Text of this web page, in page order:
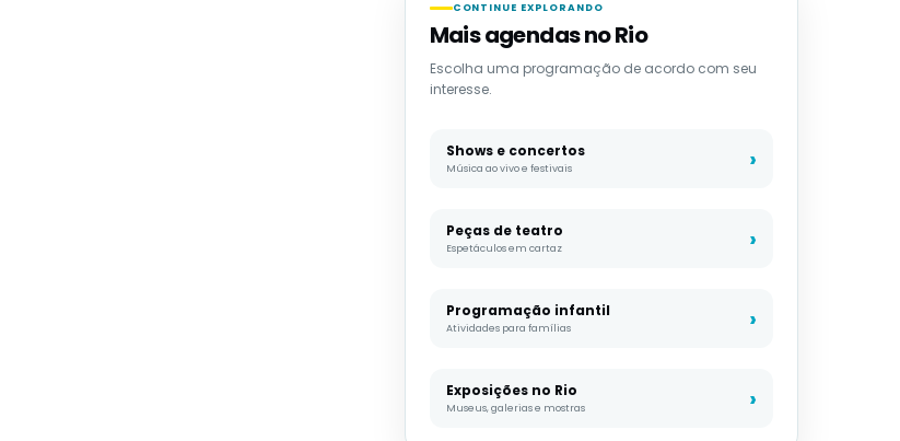
CONTINUE EXPLORANDO
Mais agendas no Rio
Escolha uma programação de acordo com seu
interesse.
Shows e concertos
Música ao vivo e festivais
Peças de teatro
Espetáculos em cartaz
Programação infantil
Atividades para famílias
Exposições no Rio
Museus, galerias e mostras